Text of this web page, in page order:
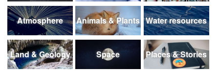
Atmosphere Animals & Plants Water resources
Land & Geology Space Places & Stories